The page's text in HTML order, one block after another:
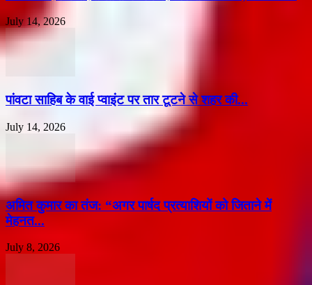
July 14, 2026
पांवटा साहिब के वाई प्वाइंट पर तार टूटने से शहर की...
July 14, 2026
अमित कुमार का तंज: “अगर पार्षद प्रत्याशियों को जिताने में
मेहनत...
July 8, 2026